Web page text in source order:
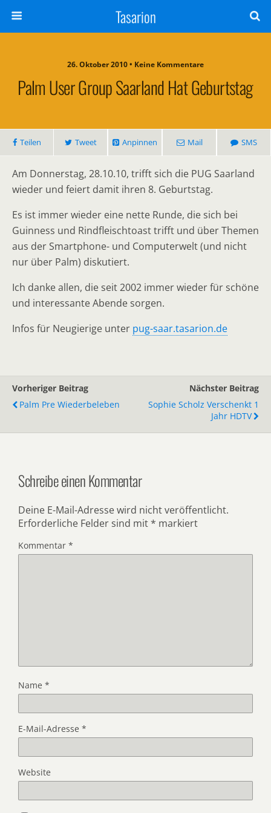
Tasarion
26. Oktober 2010 • Keine Kommentare
Palm User Group Saarland Hat Geburtstag
Teilen Tweet Anpinnen Mail SMS
Am Donnerstag, 28.10.10, trifft sich die PUG Saarland
wieder und feiert damit ihren 8. Geburtstag.
Es ist immer wieder eine nette Runde, die sich bei
Guinness und Rindfleischtoast trifft und über Themen
aus der Smartphone- und Computerwelt (und nicht
nur über Palm) diskutiert.
Ich danke allen, die seit 2002 immer wieder für schöne
und interessante Abende sorgen.
Infos für Neugierige unter pug-saar.tasarion.de
Vorheriger Beitrag
Palm Pre Wiederbeleben
Nächster Beitrag
Sophie Scholz Verschenkt 1
Jahr HDTV
Schreibe einen Kommentar
Deine E-Mail-Adresse wird nicht veröffentlicht.
Erforderliche Felder sind mit * markiert
Kommentar *
Name *
E-Mail-Adresse *
Website